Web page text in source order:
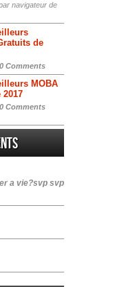
navigateur de
de
0 Comments
MOBA
0 Comments
a vie?svp svp